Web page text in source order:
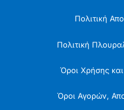
Πολιτική
Πολιτική
Όροι Χρήσης και
Όροι Αγορών,